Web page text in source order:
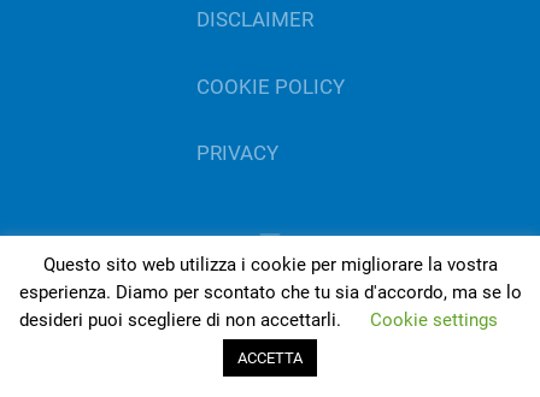
DISCLAIMER
COOKIE POLICY
PRIVACY
©2026Sordità.it - L'informazione sulla sordità e
problemi di udito
gestito da Del Bo Tecnologia per l’ascolto | P.IVA
01189420050
Questo sito web utilizza i cookie per migliorare la vostra
esperienza. Diamo per scontato che tu sia d'accordo, ma se lo
desideri puoi scegliere di non accettarli.
Cookie settings
ACCETTA